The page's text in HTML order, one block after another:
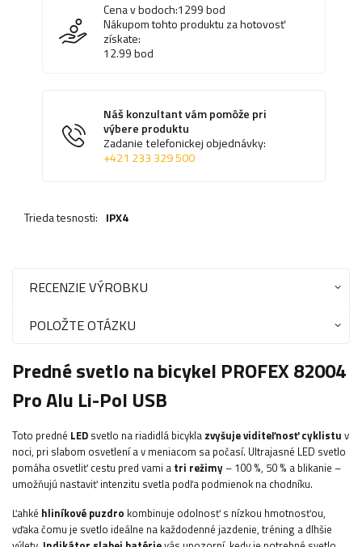
Cena v bodoch:1299bod
Nákupom tohto produktu za hotovosť
získate:
12.99bod
Náš konzultant vám pomôže pri
výbere produktu
Zadanie telefonickej objednávky:
+421 233 329 500
Trieda tesnosti: IPX4
RECENZIE VÝROBKU
POLOŽTE OTÁZKU
Predné svetlo na bicykel PROFEX 82004
Pro Alu Li-Pol USB
Toto predné LED svetlo na riadidlá bicykla zvyšuje viditeľnosť cyklistu v
noci, pri slabom osvetlení a v meniacom sa počasí. Ultrajasné LED svetlo
pomáha osvetliť cestu pred vami a tri režimy– 100 %, 50 % a blikanie –
umožňujú nastaviť intenzitu svetla podľa podmienok na chodníku.
Ľahké hliníkové puzdro kombinuje odolnosť s nízkou hmotnosťou,
vďaka čomu je svetlo ideálne na každodenné jazdenie, tréning a dlhšie